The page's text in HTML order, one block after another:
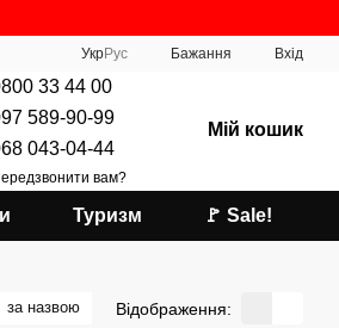
УкрРус Бажання Вхід
33 44 00
589-90-99
043-04-44
вам?
Мій кошик
Туризм 🚩 Sale!
за назвою Відображення: